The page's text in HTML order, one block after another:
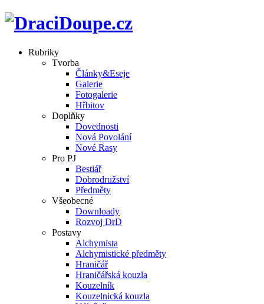
Rubriky
Tvorba
Články&Eseje
Galerie
Fotogalerie
Hřbitov
Doplňky
Dovednosti
Nová Povolání
Nové Rasy
Pro PJ
Bestiář
Dobrodružství
Předměty
Všeobecné
Downloady
Rozvoj DrD
Postavy
Alchymista
Alchymistické předměty
Hraničář
Hraničářská kouzla
Kouzelník
Kouzelnická kouzla